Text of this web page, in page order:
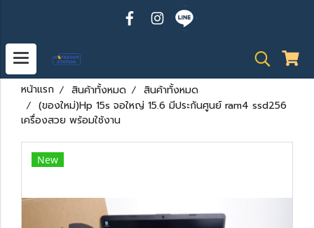
หน้าแรก สินค้าทั้งหมด
สินค้าทั้งหมด
(ของใหม่)Hp 15s จอใหญ่ 15.6 มีประกันศูนย์ ram4 ssd256
เครื่องสวย พร้อมใช้งาน
New